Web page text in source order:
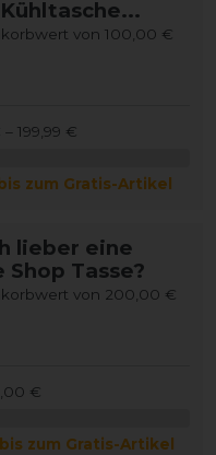
von 100,00 €
199,99 €
zum Gratis-Artikel
lieber eine
Tasse?
von 200,00 €
€
zum Gratis-Artikel